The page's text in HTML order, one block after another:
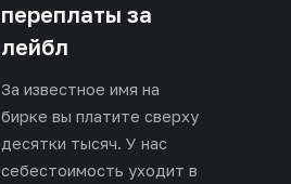
переплаты за
лейбл
За известное имя на
бирке вы платите сверху
десятки тысяч. У нас
себестоимость уходит в